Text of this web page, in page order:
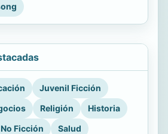
Juvenil Ficción
Religión
Historia
Ficción
Salud